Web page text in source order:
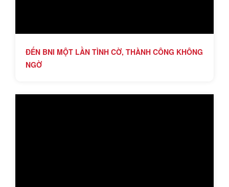
ĐẾN BNI MỘT LẦN TÌNH CỜ, THÀNH CÔNG KHÔNG
NGỜ